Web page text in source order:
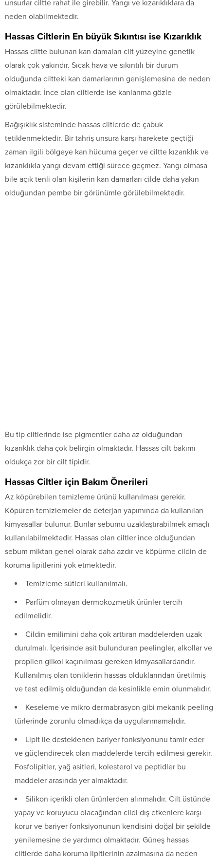
unsurlar ciltte rahat ile girebilir. Yangı ve kızarıklıklara da
neden olabilmektedir.
Hassas Ciltlerin En büyük Sıkıntısı ise Kızarıklık
Hassas ciltte bulunan kan damaları cilt yüzeyine genetik
olarak çok yakındır. Sıcak hava ve sıkıntılı bir durum
olduğunda ciltteki kan damarlarının genişlemesine de neden
olmaktadır. İnce olan ciltlerde ise kanlanma gözle
görülebilmektedir.
Bağışıklık sisteminde hassas ciltlerde de çabuk
tetiklenmektedir. Bir tahriş unsura karşı harekete geçtiği
zaman ilgili bölgeye kan hücuma geçer ve ciltte kızarıklık ve
kızarıklıkla yangı devam ettiği sürece geçmez. Yangı olmasa
bile açık tenli olan kişilerin kan damarları cilde daha yakın
olduğundan pembe bir görünümle görülebilmektedir.
Bu tip ciltlerinde ise pigmentler daha az olduğundan
kızarıklık daha çok belirgin olmaktadır. Hassas cilt bakımı
oldukça zor bir cilt tipidir.
Hassas Ciltler için Bakım Önerileri
Az köpürebilen temizleme ürünü kullanılması gerekir.
Köpüren temizlemeler de deterjan yapımında da kullanılan
kimyasallar bulunur. Bunlar sebumu uzaklaştırabilmek amaçlı
kullanılabilmektedir. Hassas olan ciltler ince olduğundan
sebum miktarı genel olarak daha azdır ve köpürme cildin de
koruma lipitlerini yok etmektedir.
Temizleme sütleri kullanılmalı.
Parfüm olmayan dermokozmetik ürünler tercih
edilmelidir.
Cildin emilimini daha çok arttıran maddelerden uzak
durulmalı. İçerisinde asit bulunduran peelingler, alkollar ve
propilen glikol kaçınılması gereken kimyasallardandır.
Kullanılmış olan toniklerin hassas olduklarından üretilmiş
ve test edilmiş olduğundan da kesinlikle emin olunmalıdır.
Keseleme ve mikro dermabrasyon gibi mekanik peeling
türlerinde zorunlu olmadıkça da uygulanmamalıdır.
Lipit ile desteklenen bariyer fonksiyonunu tamir eder
ve güçlendirecek olan maddelerde tercih edilmesi gerekir.
Fosfolipitler, yağ asitleri, kolesterol ve peptidler bu
maddeler arasında yer almaktadır.
Silikon içerikli olan ürünlerden alınmalıdır. Cilt üstünde
yapay ve koruyucu olacağından cildi dış etkenlere karşı
korur ve bariyer fonksiyonunun kendisini doğal bir şekilde
yenilemesine de yardımcı olmaktadır. Güneş hassas
ciltlerde daha koruma lipitlerinin azalmasına da neden